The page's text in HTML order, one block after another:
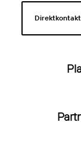
Direktkontakt